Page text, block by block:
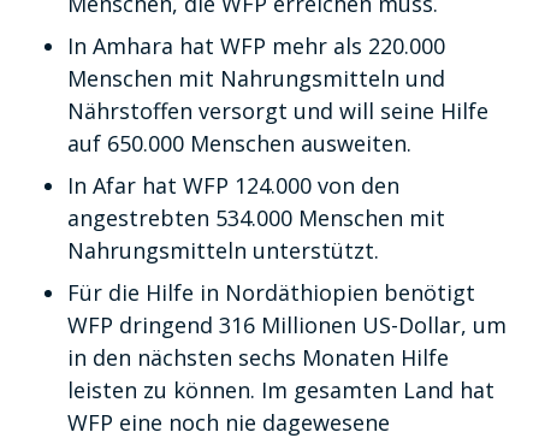
In Amhara hat WFP mehr als 220.000
Menschen mit Nahrungsmitteln und
Nährstoffen versorgt und will seine Hilfe
auf 650.000 Menschen ausweiten.
In Afar hat WFP 124.000 von den
angestrebten 534.000 Menschen mit
Nahrungsmitteln unterstützt.
Für die Hilfe in Nordäthiopien benötigt
WFP dringend 316 Millionen US-Dollar, um
in den nächsten sechs Monaten Hilfe
leisten zu können. Im gesamten Land hat
WFP eine noch nie dagewesene